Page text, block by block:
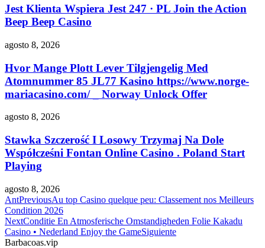
Jest Klienta Wspiera Jest 247 · PL Join the Action
Beep Beep Casino
agosto 8, 2026
Hvor Mange Plott Lever Tilgjengelig Med
Atomnummer 85 JL77 Kasino https://www.norge-
mariacasino.com/ _ Norway Unlock Offer
agosto 8, 2026
Stawka Szczerość I Losowy Trzymaj Na Dole
Współcześni Fontan Online Casino . Poland Start
Playing
agosto 8, 2026
AntPreviousAu top Casino quelque peu: Classement nos Meilleurs
Condition 2026
NextConditie En Atmosferische Omstandigheden Folie Kakadu
Casino • Nederland Enjoy the GameSiguiente
Barbacoas.vip